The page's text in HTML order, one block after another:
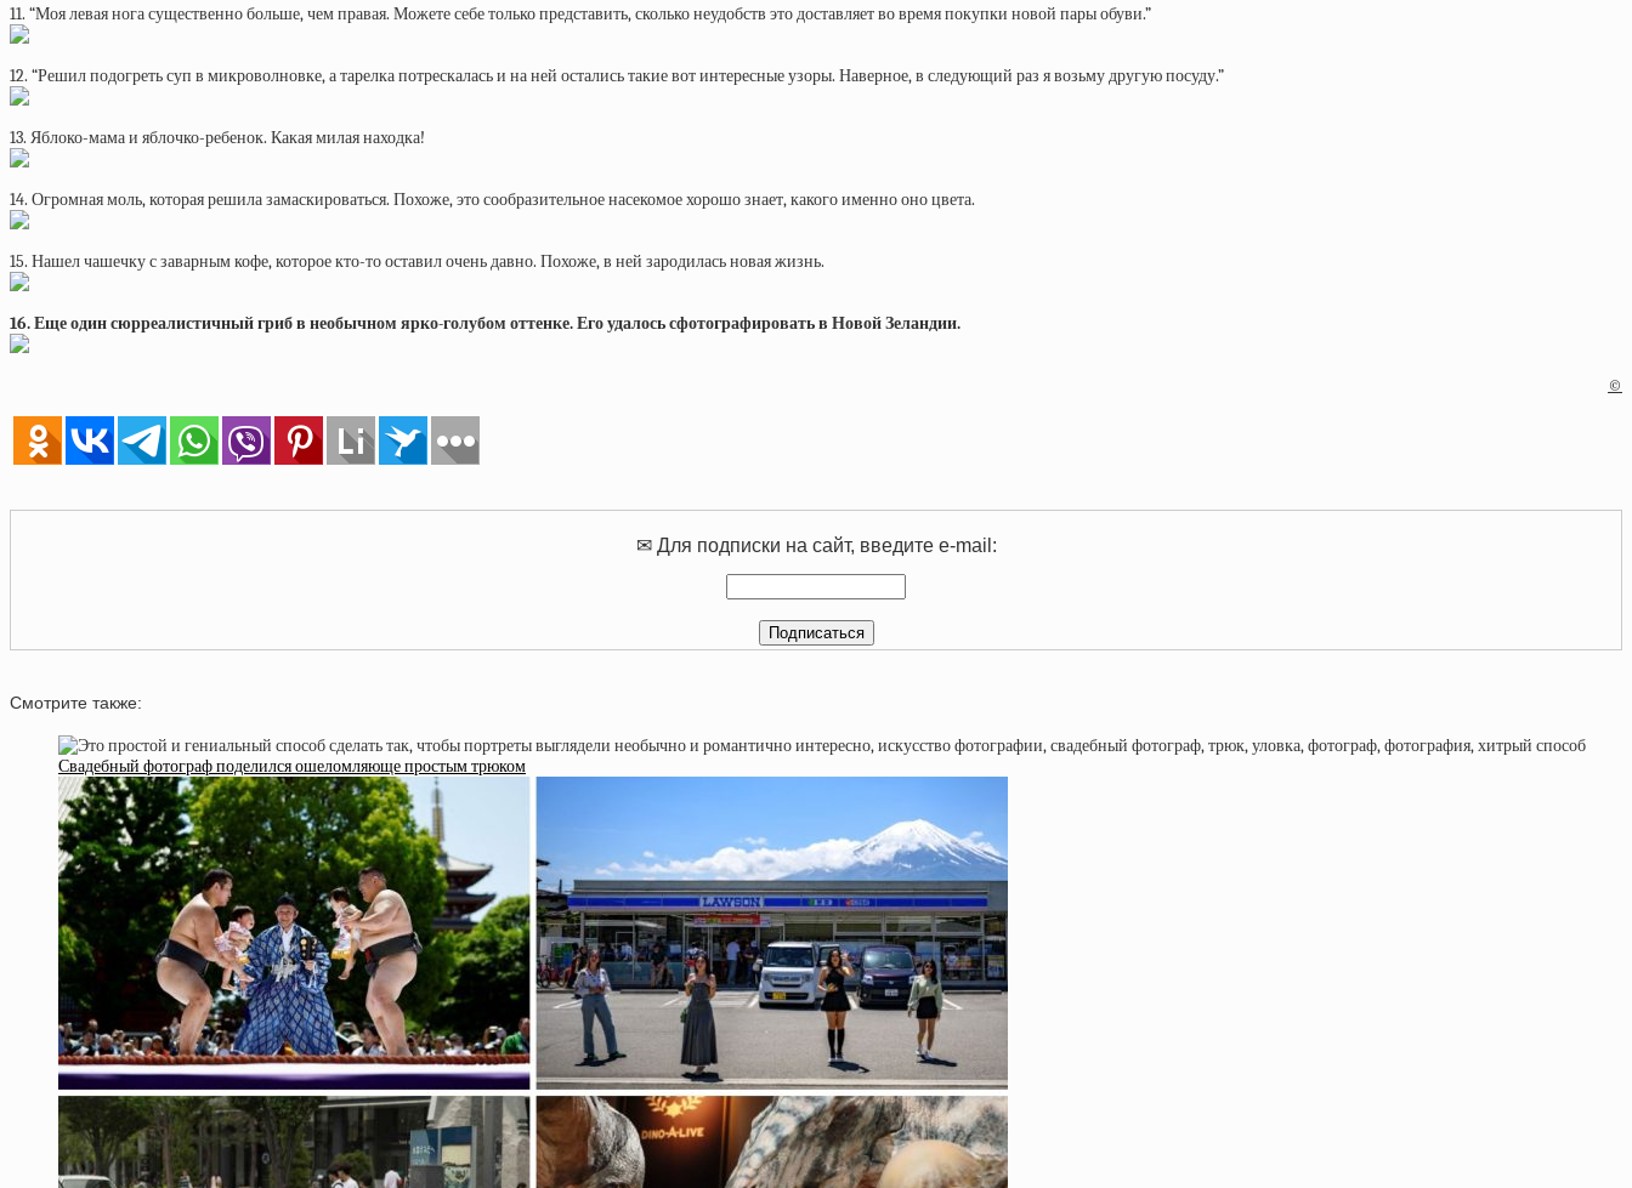
11. “Моя левая нога существенно больше, чем правая. Можете себе только представить, сколько неудобств это доставляет во время покупки новой пары обуви.”
12. “Решил подогреть суп в микроволновке, а тарелка потрескалась и на ней остались такие вот интересные узоры. Наверное, в следующий раз я возьму другую посуду.”
13. Яблоко-мама и яблочко-ребенок. Какая милая находка!
14. Огромная моль, которая решила замаскироваться. Похоже, это сообразительное насекомое хорошо знает, какого именно оно цвета.
15. Нашел чашечку с заварным кофе, которое кто-то оставил очень давно. Похоже, в ней зародилась новая жизнь.
16. Еще один сюрреалистичный гриб в необычном ярко-голубом оттенке. Его удалось сфотографировать в Новой Зеландии.
©
✉ Для подписки на сайт, введите e-mail:
Смотрите также:
Свадебный фотограф поделился ошеломляюще простым трюком